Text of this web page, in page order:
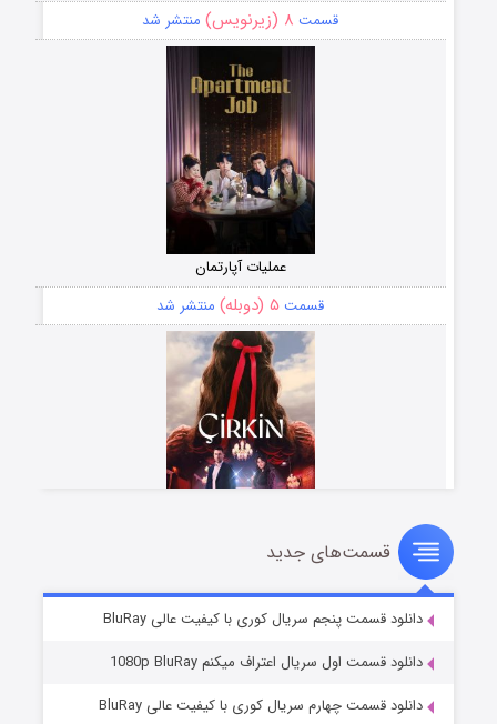
قسمت ۸ (زیرنویس) منتشر شد
عملیات آپارتمان
قسمت ۵ (دوبله) منتشر شد
سریال زشت
قسمت۲ (زیرنویس) منتشر شد
قسمت‌های جدید
دانلود قسمت پنجم سریال کوری با کیفیت عالی BluRay
دانلود قسمت اول سریال اعتراف میکنم 1080p BluRay
دانلود قسمت چهارم سریال کوری با کیفیت عالی BluRay